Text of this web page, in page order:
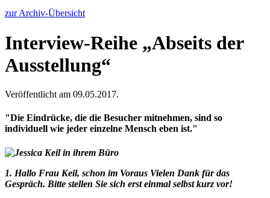
zur Archiv-Übersicht
Interview-Reihe „Abseits der
Ausstellung“
Veröffentlicht am 09.05.2017.
"Die Eindrücke, die die Besucher mitnehmen, sind so
individuell wie jeder einzelne Mensch eben ist."
1. Hallo Frau Keil, schon im Voraus Vielen Dank für das
Gespräch. Bitte stellen Sie sich erst einmal selbst kurz vor!